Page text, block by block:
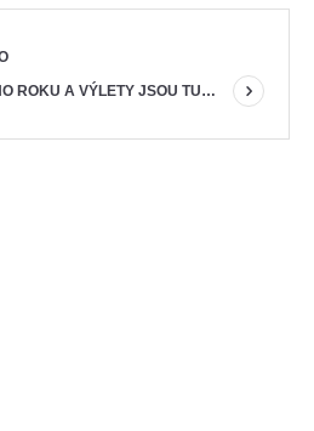
ROKU A VÝLETY JSOU TU…